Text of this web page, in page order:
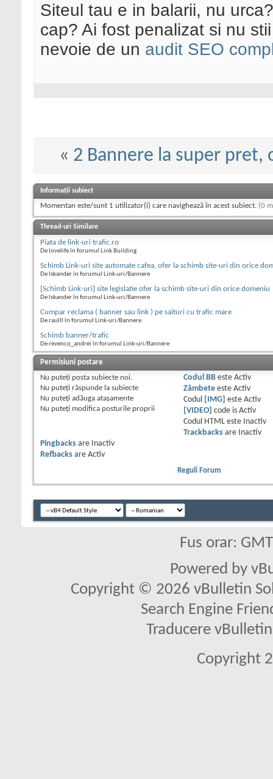
Siteul tau e in balarii, nu
cap? Ai fost penalizat si nu
nevoie de un audit SEO
« 2 Bannere la super pret,
Informații subiect
Momentan este/sunt 1 utilizator(i) care navighează în acest subiect. (0
Thread-uri Similare
Piata de link-uri trafic.ro
De lovelife în forumul Link Building
Schimb Link-uri site automate cafea, ofer la schimb site-uri din orice
De Iskander în forumul Link-uri/Bannere
[Schimb Link-uri] site legislatie ofer la schimb site-uri din orice domeniu
De Iskander în forumul Link-uri/Bannere
Cumpar reclama ( banner sau link ) pe saituri cu trafic mare
De raulll în forumul Link-uri/Bannere
Schimb banner/trafic
De revenco_andrei în forumul Link-uri/Bannere
Permisiuni postare
Nu puteţi posta subiecte noi.
Nu puteţi răspunde la subiecte
Nu puteţi adăuga ataşamente
Nu puteţi modifica posturile proprii
Codul BBeste Activ
Zâmbeteeste Activ
Codul
[IMG] este Activ
[VIDEO] code is Activ
Codul HTML este
Inactiv
Trackbacksare
Inactiv
Pingbacks are
Inactiv
Refbacks are Activ
Reguli Forum
Fus orar:
Powered by
Copyright © 2026 vBulletin
Search Engine
Traducere
Copyright